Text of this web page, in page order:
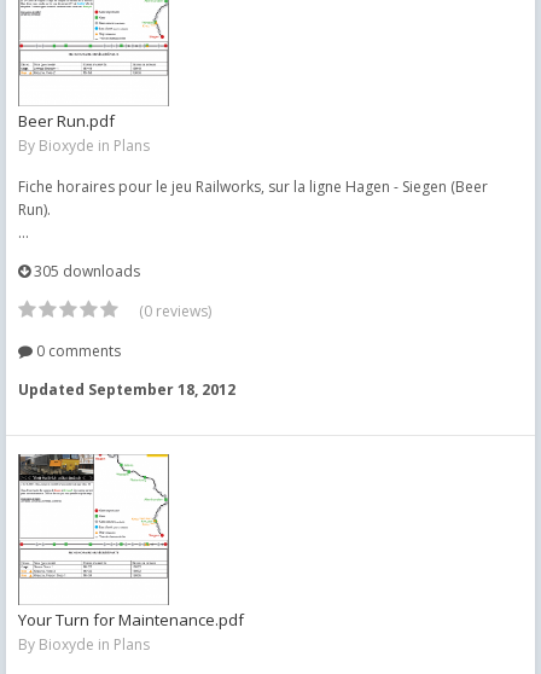
Beer Run.pdf
By Bioxyde in Plans
Fiche horaires pour le jeu Railworks, sur la ligne Hagen - Siegen (Beer
Run).
...
305 downloads
(0 reviews)
0 comments
Updated September 18, 2012
Your Turn for Maintenance.pdf
By Bioxyde in Plans